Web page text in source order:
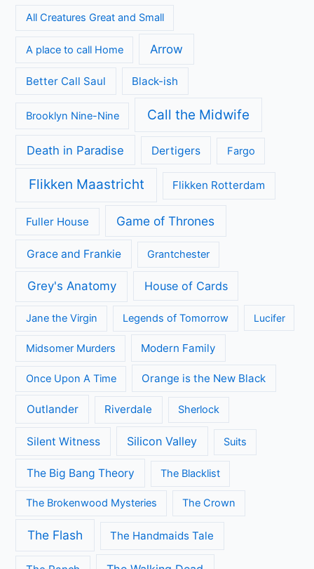
All Creatures Great and Small
A place to call Home Arrow
Better Call Saul Black-ish
Brooklyn Nine-Nine Call the Midwife
Death in Paradise Dertigers Fargo
Flikken Maastricht Flikken Rotterdam
Fuller House Game of Thrones
Grace and Frankie Grantchester
Grey's Anatomy House of Cards
Jane the Virgin Legends of Tomorrow Lucifer
Midsomer Murders Modern Family
Once Upon A Time Orange is the New Black
Outlander Riverdale Sherlock
Silent Witness Silicon Valley Suits
The Big Bang Theory The Blacklist
The Brokenwood Mysteries The Crown
The Flash The Handmaids Tale